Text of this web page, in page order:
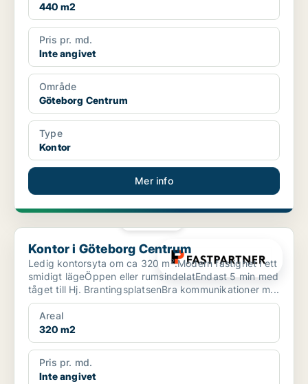
440 m2
Pris pr. md.
Inte angivet
Område
Göteborg Centrum
Type
Kontor
Mer info
Kontor i Göteborg Centrum
Kontor i Göteborg Centrum
Ledig kontorsyta om ca 320 m².Modern fastighet i ett
smidigt lägeÖppen eller rumsindelatEndast 5 min med
tåget till Hj. BrantingsplatsenBra kommunikationer m...
Areal
320 m2
Pris pr. md.
Inte angivet